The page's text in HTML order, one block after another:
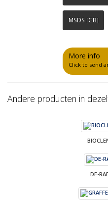
MSDS [GB]
More info
Click to send
Andere producten in
DE-